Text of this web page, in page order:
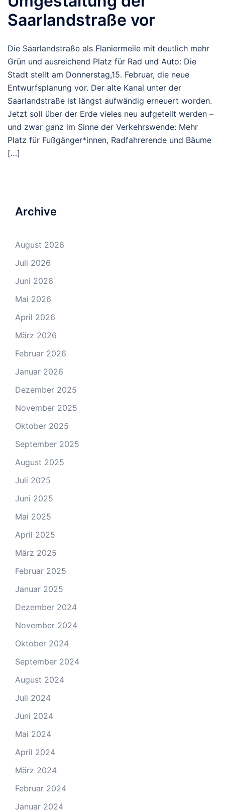
Saarlandstraße vor
Die Saarlandstraße als Flaniermeile mit deutlich mehr
Grün und ausreichend Platz für Rad und Auto: Die
Stadt stellt am Donnerstag,15. Februar, die neue
Entwurfsplanung vor. Der alte Kanal unter der
Saarlandstraße ist längst aufwändig erneuert worden.
Jetzt soll über der Erde vieles neu aufgeteilt werden –
und zwar ganz im Sinne der Verkehrswende: Mehr
Platz für Fußgänger*innen, Radfahrerende und Bäume
[…]
Archive
August 2026
Juli 2026
Juni 2026
Mai 2026
April 2026
März 2026
Februar 2026
Januar 2026
Dezember 2025
November 2025
Oktober 2025
September 2025
August 2025
Juli 2025
Juni 2025
Mai 2025
April 2025
März 2025
Februar 2025
Januar 2025
Dezember 2024
November 2024
Oktober 2024
September 2024
August 2024
Juli 2024
Juni 2024
Mai 2024
April 2024
März 2024
Februar 2024
Januar 2024